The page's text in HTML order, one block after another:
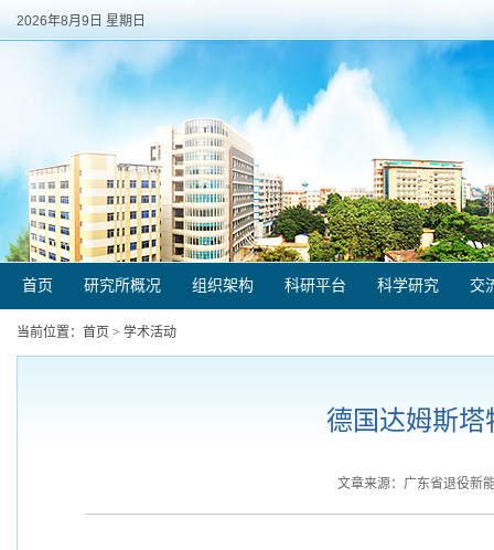
2026年8月9日 星期日
首页 研究所概况 组织架构 科研平台 科学研究 交
当前位置： 首页 > 学术活动
德国达姆斯塔
文章来源：广东省退役新